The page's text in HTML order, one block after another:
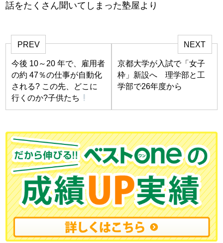
話をたくさん聞いてしまった塾屋より
PREV
今後 10～20 年で、雇用者
の約 47％の仕事が自動化
される? この先、どこに
行くのか?子供たち
NEXT
京都大学が入試で「女子
枠」新設へ 理学部と工
学部で26年度から